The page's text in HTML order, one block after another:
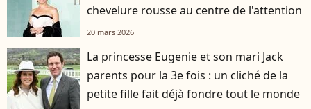
chevelure rousse au centre de l'attention
20 mars 2026
La princesse Eugenie et son mari Jack
parents pour la 3e fois : un cliché de la
petite fille fait déjà fondre tout le monde